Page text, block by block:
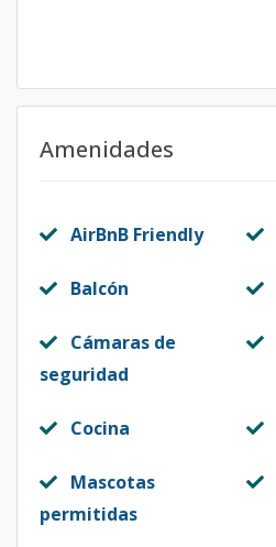
Amenidades
AirBnB Friendly
Balcón
Cámaras de
seguridad
Cocina
Mascotas
permitidas